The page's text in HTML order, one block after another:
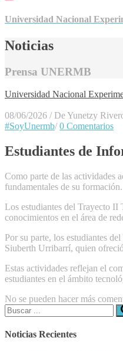
Universidad Nacional
Noticias
Prensa UNERMB
Universidad Nacional
08/06/2026 / De Yunetzy
#SoyUnermb/ 0 Comentarios
Estudiantes de
Como parte de las actividades
fundamentales de su formación.
Los estudiantes del Trayecto
conocimientos en el área de
Por su parte, los estudiantes
Siuberth Urribarrí, quien
Estas actividades reflejan el
estudiantes en el ámbito
No se pueden hacer más
Buscar:
Noticias Recientes